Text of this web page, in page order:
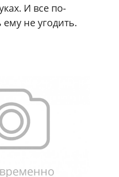
И все по-
не угодить.